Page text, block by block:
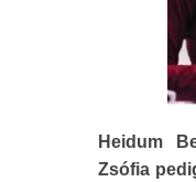
Heidum
Zsófia